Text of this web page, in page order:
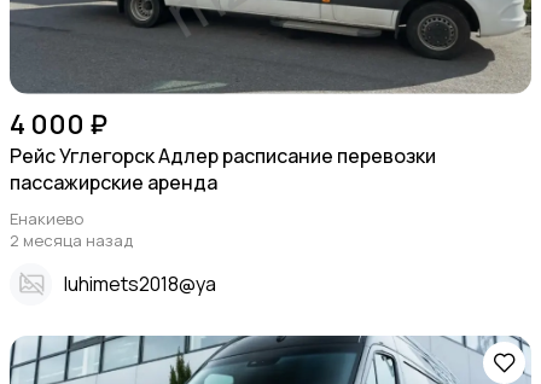
4 000 ₽
Рейс Углегорск Адлер расписание перевозки
пассажирские аренда
Енакиево
2 месяца назад
Iuhimets2018@ya